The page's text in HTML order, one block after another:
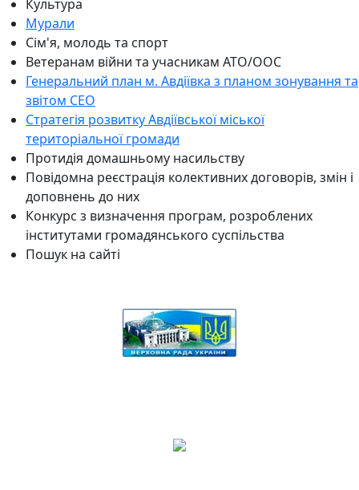
Культура
Мурали
Сім'я, молодь та спорт
Ветеранам війни та учасникам АТО/ООС
Генеральний план м. Авдіївка з планом зонування та
звітом СЕО
Стратегія розвитку Авдіївської міської
територіальної громади
Протидія домашньому насильству
Повідомна реєстрація колективних договорів, змін і
доповнень до них
Конкурс з визначення програм, розроблених
інститутами громадянського суспільства
Пошук на сайті